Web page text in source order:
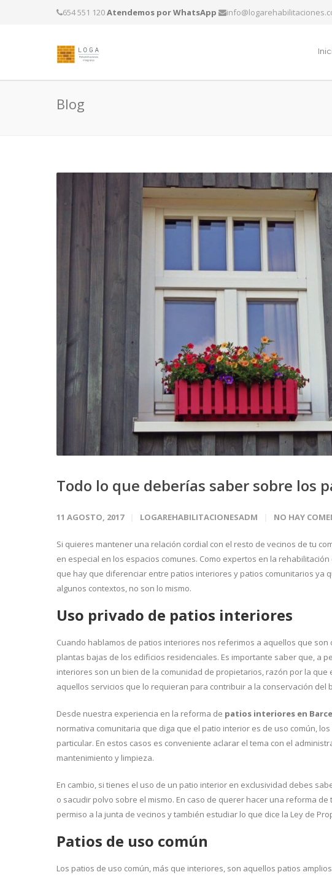
654 551 120Atendemos por WhatsApp
Blog
Todo lo que deberías saber sobre los
11 AGOSTO, 2017 LOGAREHABILITACIONESADM NO HAY
Si quieres mantener una relación cordial con el resto de vecinos de tu
en especial en los espacios comunes. Como expertos en la rehabilitación
que hay que diferenciar entre patios interiores y patios comunitarios ya
algunos contextos, no son lo mismo.
Uso privado de patios interiores
Cuando hablamos de patios interiores nos referimos a aquellos que
plantas bajas de los edificios residenciales. Es importante saber que, a
interiores son un bien de la comunidad de propietarios, razón por la
aquellos servicios que lo requieran para contribuir a la conservación del
Desde nuestra experiencia en la reforma de patios interiores en
normativa comunitaria que diga que el patio interior es de uso común,
particular. En estos casos es conveniente aclarar el tema con el
mantenimiento y limpieza.
En cambio, si tienes el uso de un patio interior en exclusividad debes
o sacudir polvo sobre el mismo. En caso de querer hacer una reforma de
permiso a la junta de vecinos y también estudiar lo que dice la Ley de
Patios de uso común
Los patios de uso común, más que interiores, son aquellos patios